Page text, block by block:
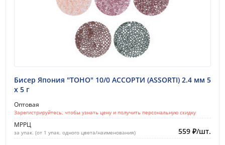
Бисер Япония "TOHO" 10/0 АССОРТИ (ASSORTI) 2.4 мм 5
х 5 г
Оптовая
Зарегистрируйтесь, чтобы узнать цену и получить персональную скидку
МРРЦ
за упак. (от 1 упак. одного цвета/наименования) 559 ₽/шт.